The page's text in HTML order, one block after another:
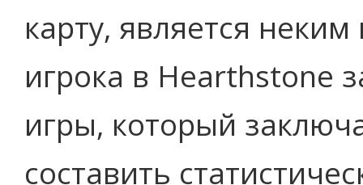
карту, является
игрока в Hearthstone
игры, который
составить